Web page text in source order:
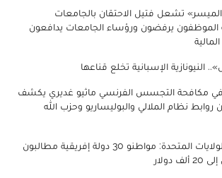
تشعل فتيل الاحتقان بالجامعات
الموظفون يرفضون ورؤساء الجامعات يدافعون
النيونازية الإسبانية تخلع قناعها
في مكافحة التجسس الفرنسي ماثيو غديري يكشف
نظام الملالي والبوليساريو وحزب الله
تأشيرة الدخول للولايات المتحدة: مواطنو 30 دولة إفريقية مطالبون